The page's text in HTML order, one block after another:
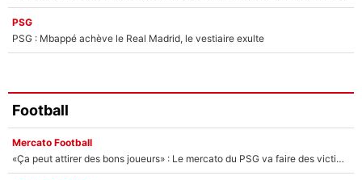
PSG
PSG : Mbappé achève le Real Madrid, le vestiaire exulte
Football
Mercato Football
«Ça peut attirer des bons joueurs» : Le mercato du PSG va faire des victimes dans l'effectif de Luis Enrique ?